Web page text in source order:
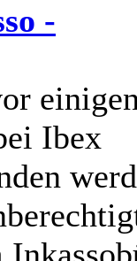
-
Ibex